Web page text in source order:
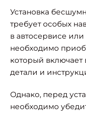
Установка
требует особых
в автосервисе или
необходимо
который
детали и
Однако, перед
необходимо